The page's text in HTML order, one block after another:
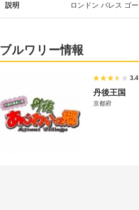
説明 ロンドン パレス ゴー
ブルワリー情報
3.4
丹後王国
京都府